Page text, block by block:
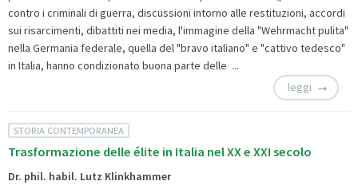
contro i criminali di guerra, discussioni intorno alle restituzioni, accordi
sui risarcimenti, dibattiti nei media, l'immagine della "Wehrmacht pulita"
nella Germania federale, quella del "bravo italiano" e "cattivo tedesco"
in Italia, hanno condizionato buona parte delle ...
leggi
STORIA CONTEMPORANEA
Trasformazione delle élite in Italia nel XX e XXI secolo
Dr. phil. habil. Lutz Klinkhammer